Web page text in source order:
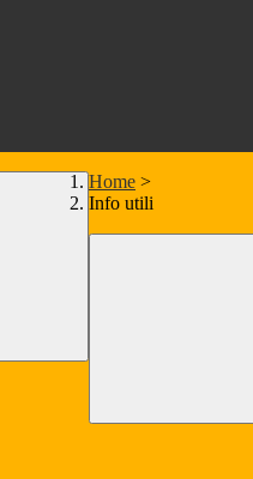
Home >
Info utili